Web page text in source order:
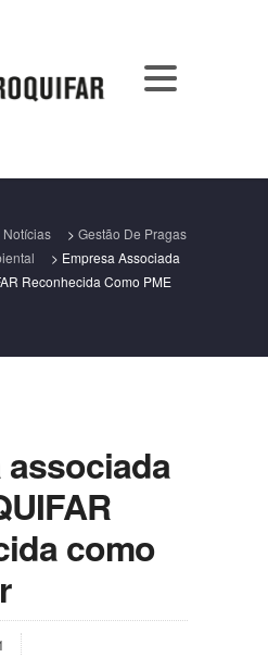
Notícias > Gestão De Pragas
> Empresa Associada
Reconhecida Como PME
associada
como